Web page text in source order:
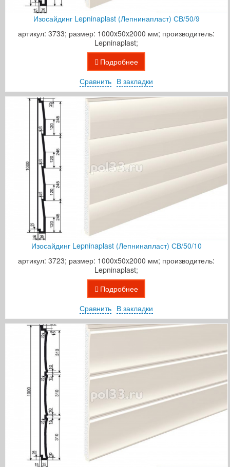
Изосайдинг Lepninaplast (Лепнинапласт) СВ/50/9
артикул: 3733; размер: 1000x50x2000 мм; производитель:
Lepninaplast;
Подробнее
Сравнить В закладки
Изосайдинг Lepninaplast (Лепнинапласт) СВ/50/10
артикул: 3723; размер: 1000x50x2000 мм; производитель:
Lepninaplast;
Подробнее
Сравнить В закладки